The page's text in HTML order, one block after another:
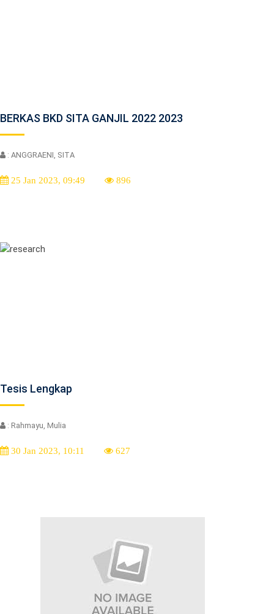
BERKAS BKD SITA GANJIL 2022 2023
: ANGGRAENI, SITA
25 Jan 2023, 09:49 896
Tesis Lengkap
: Rahmayu, Mulia
30 Jan 2023, 10:11 627